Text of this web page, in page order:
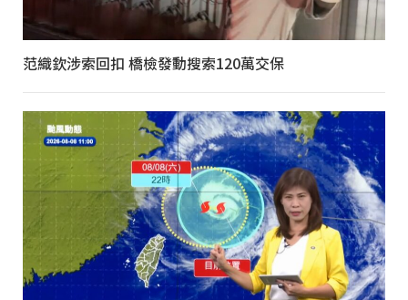
范織欽涉索回扣 橋檢發動搜索120萬交保